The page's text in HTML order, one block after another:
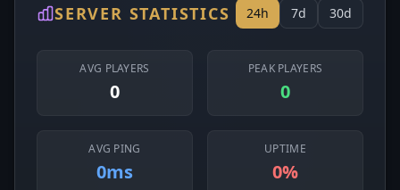
SERVER STATISTICS 24h 7d 30d
AVG PLAYERS
0
PEAK PLAYERS
0
AVG PING
0ms
UPTIME
0%